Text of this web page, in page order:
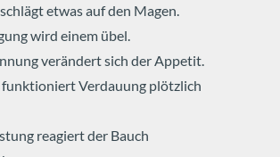
etwas auf den Magen.
wird einem übel.
verändert sich der Appetit.
Verdauung plötzlich
reagiert der Bauch